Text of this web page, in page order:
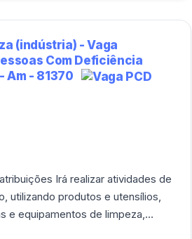
(indústria) - Vaga
Com Deficiência
Am - 81370
Irá realizar atividades de
utilizando produtos e utensílios,
e equipamentos de limpeza,